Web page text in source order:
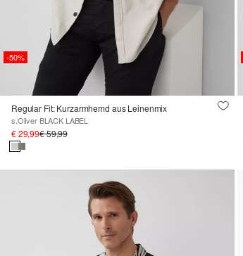
-50%
Regular Fit: Kurzarmhemd aus Leinenmix
s.Oliver BLACK LABEL
€ 29,99€ 59,99